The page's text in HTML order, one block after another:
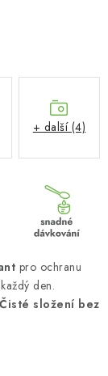
pro ochranu
každý den.
Čisté složení bez
+ další (4)